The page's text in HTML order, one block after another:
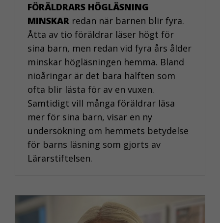
FÖRÄLDRARS HÖGLÄSNING
MINSKAR redan när barnen blir fyra.
Åtta av tio föräldrar läser högt för
sina barn, men redan vid fyra års ålder
minskar högläsningen hemma. Bland
nioåringar är det bara hälften som
ofta blir lästa för av en vuxen.
Samtidigt vill många föräldrar läsa
mer för sina barn, visar en ny
undersökning om hemmets betydelse
för barns läsning som gjorts av
Lärarstiftelsen.